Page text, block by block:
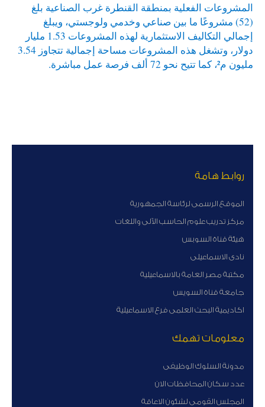
المشروعات الفعلية بمنطقة القنطرة غرب الصناعية بلغ
(52) مشروعًا ما بين صناعي وخدمي ولوجستي، ويبلغ
إجمالي التكاليف الاستثمارية لهذه المشروعات 1.53 مليار
دولار، وتشغل هذه المشروعات مساحة إجمالية تتجاوز 3.54
مليون م²، كما تتيح نحو 72 ألف فرصة عمل مباشرة.
روابط هامة
الموقع الرسمى لرئاسة الجمهورية
مركز تدريب علوم الحاسب الآلى واللغات
هيئة قناة السوبس
نادى الاسماعيلى
مكتبة مصر العامة بالاسماعيلية
جامعة قناة السويس
اكاديمية البحث العلمى فرع الاسماعيلية
معلومات تهمك
مدونة السلوك الوظيفى
عدد سكان المحافظات الان
المجلس القومى لشئون الاعاقة